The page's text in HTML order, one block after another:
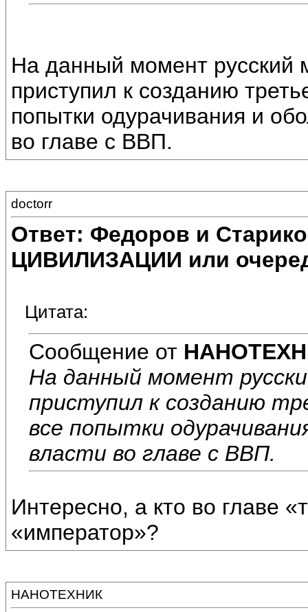
На данный момент русский
приступил к созданию
попытки одурачивания и
во главе с ВВП.
doctorr
Ответ: Федоров и
ЦИВИЛИЗАЦИИ или
Цитата:
Сообщение от
На данный момент
приступил к созданию
все попытки
власти во главе с ВВП.
Интересно, а кто во главе
«император»?
НАНОТЕХНИК